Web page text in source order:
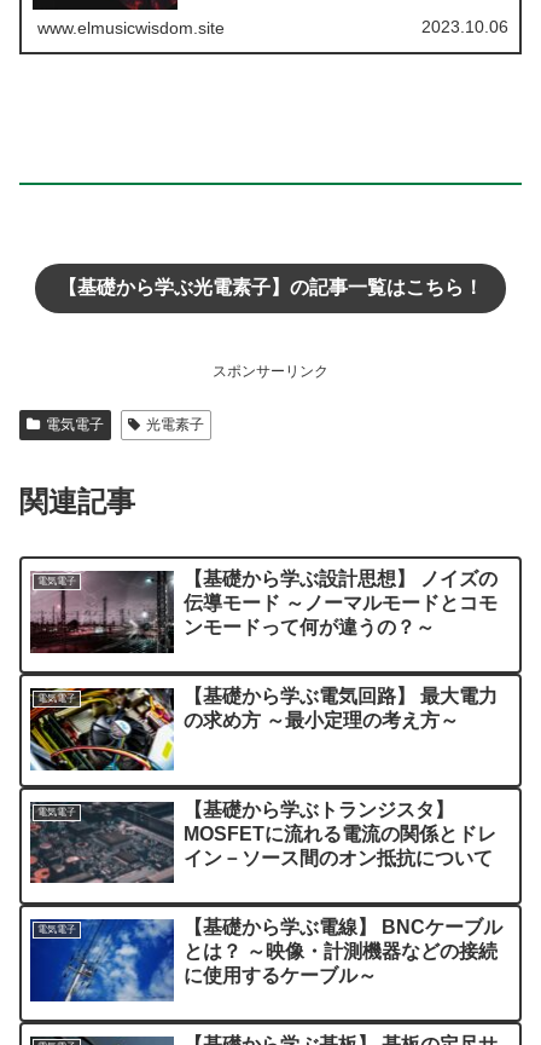
www.elmusicwisdom.site 2023.10.06
【基礎から学ぶ光電素子】の記事一覧はこちら！
スポンサーリンク
電気電子 光電素子
関連記事
電気電子
【基礎から学ぶ設計思想】 ノイズの
伝導モード ～ノーマルモードとコモ
ンモードって何が違うの？～
電気電子
【基礎から学ぶ電気回路】 最大電力
の求め方 ～最小定理の考え方～
電気電子
【基礎から学ぶトランジスタ】
MOSFETに流れる電流の関係とドレ
イン－ソース間のオン抵抗について
電気電子
【基礎から学ぶ電線】 BNCケーブル
とは？ ～映像・計測機器などの接続
に使用するケーブル～